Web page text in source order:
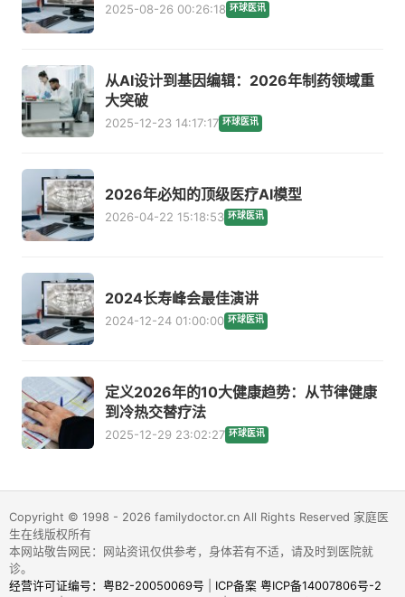
2025-08-26 00:26:18 环球医讯
从AI设计到基因编辑：2026年制药领域重
大突破
2025-12-23 14:17:17 环球医讯
2026年必知的顶级医疗AI模型
2026-04-22 15:18:53 环球医讯
2024长寿峰会最佳演讲
2024-12-24 01:00:00 环球医讯
定义2026年的10大健康趋势：从节律健康
到冷热交替疗法
2025-12-29 23:02:27 环球医讯
Copyright © 1998 - 2026 familydoctor.cn All Rights Reserved 家庭医
生在线版权所有
本网站敬告网民：网站资讯仅供参考，身体若有不适，请及时到医院就
诊。
经营许可证编号：粤B2-20050069号
ICP备案 粤ICP备14007806号-2